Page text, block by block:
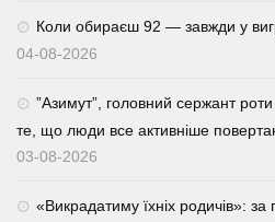
Коли обираєш 92 — завжди у
04-08-2026
⁨”Азимут”, головний сержант
те, що люди все активніше
03-08-2026
«Викрадатиму їхніх родичів»: за